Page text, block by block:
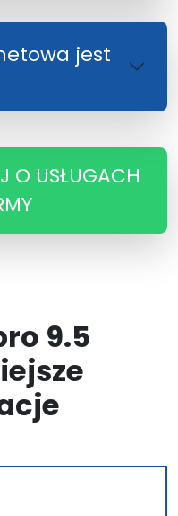
jest
O USŁUGACH
9.5